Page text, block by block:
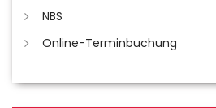
NBS
Online-Terminbuchung